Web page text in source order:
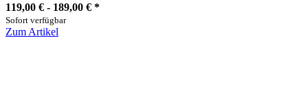
119,00 € - 189,00 € *
Sofort verfügbar
Zum Artikel